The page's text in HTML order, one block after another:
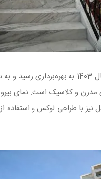
پروژه هتل اکسلسیور پس از سال‌ها تلاش و
مدرن و کلاسیک است. نمای
با طراحی لوکس و